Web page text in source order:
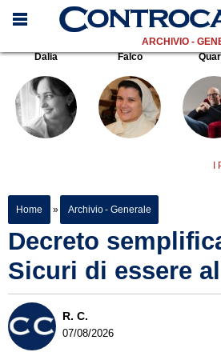
ARCHIVIO -
Dalia
Falco
Home » Archivio - Generale
Decreto
Sicuri di essere
R. C.
07/08/2026